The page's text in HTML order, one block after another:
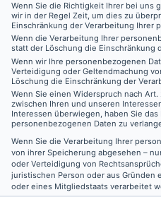
Wenn Sie die Richtigkeit Ihrer bei
wir in der Regel Zeit, um dies zu
Einschränkung der Verarbeitung Ihrer
Wenn die Verarbeitung Ihrer
statt der Löschung die Einschränkung
Wenn wir Ihre personenbezogenen
Verteidigung oder Geltendmachung
Löschung die Einschränkung der
Wenn Sie einen Widerspruch nach
zwischen Ihren und unseren
Interessen überwiegen, haben Sie
personenbezogenen Daten zu
Wenn Sie die Verarbeitung Ihrer
von ihrer Speicherung abgesehen –
oder Verteidigung von
juristischen Person oder aus
oder eines Mitgliedstaats verarbeitet